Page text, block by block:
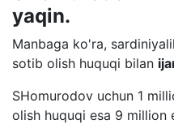
yaqin.
Manbaga ko'ra,
sotib olish huquqi bilan
SHomurodov uchun 1
olish huquqi esa 9 million